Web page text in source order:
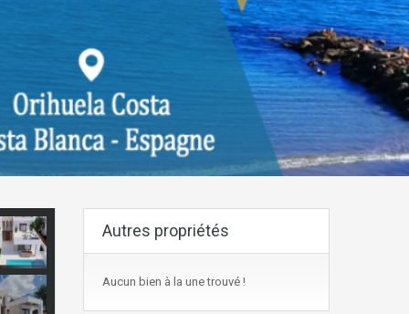
Autres propriétés
Aucun bien à la une trouvé !